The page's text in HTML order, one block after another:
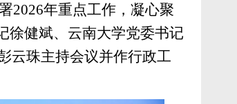
2026年重点工作，凝心聚
徐健斌、云南大学党委书记
云珠主持会议并作行政工